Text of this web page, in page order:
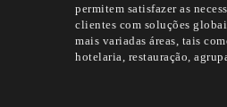
permitem satisfazer as
clientes com soluções
mais variadas áreas, tais
hotelaria, restauração,